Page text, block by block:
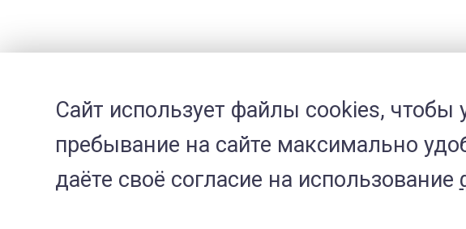
Сайт использует файлы cookies, чтобы
пребывание на сайте максимально
даёте своё согласие на использование